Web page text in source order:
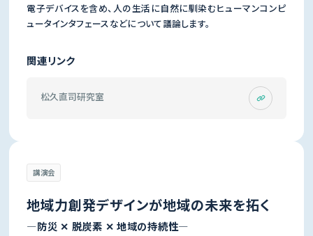
電子デバイスを含め、人の生活に自然に馴染むヒューマンコンピ
ュータインタフェースなどについて議論します。
関連リンク
松久直司研究室
講演会
地域力創発デザインが地域の未来を拓く
―防災 ✕ 脱炭素 ✕ 地域の持続性―